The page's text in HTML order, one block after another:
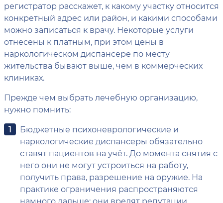
регистратор расскажет, к какому участку относится
конкретный адрес или район, и какими способами
можно записаться к врачу. Некоторые услуги
отнесены к платным, при этом цены в
наркологическом диспансере по месту
жительства бывают выше, чем в коммерческих
клиниках.
Прежде чем выбрать лечебную организацию,
нужно помнить:
Бюджетные психоневрологические и
наркологические диспансеры обязательно
ставят пациентов на учёт. До момента снятия с
него они не могут устроиться на работу,
получить права, разрешение на оружие. На
практике ограничения распространяются